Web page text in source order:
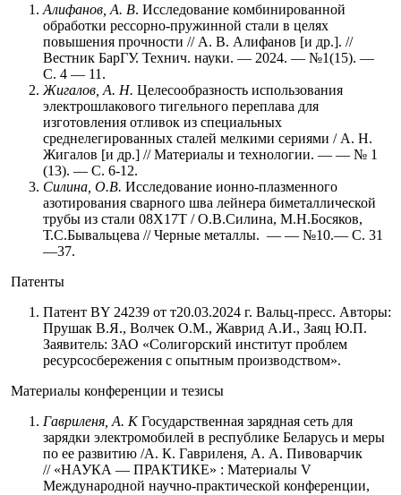
Алифанов, А. В. Исследование комбинированной
обработки рессорно-пружинной стали в целях
повышения прочности // А. В. Алифанов [и др.]. //
Вестник БарГУ. Технич. науки. — 2024. — №1(15). —
С. 4 — 11.
Жигалов, А. Н. Целесообразность использования
электрошлакового тигельного переплава для
изготовления отливок из специальных
среднелегированных сталей мелкими сериями / А. Н.
Жигалов [и др.] // Материалы и технологии. — — № 1
(13). — С. 6-12.
Силина, О.В. Исследование ионно-плазменного
азотирования сварного шва лейнера биметаллической
трубы из стали 08Х17Т / О.В.Силина, М.Н.Босяков,
Т.С.Бывальцева // Черные металлы. — — №10.— С. 31
—37.
Патенты
Патент BY 24239 от т20.03.2024 г. Вальц-пресс. Авторы:
Прушак В.Я., Волчек О.М., Жаврид А.И., Заяц Ю.П.
Заявитель: ЗАО «Солигорский институт проблем
ресурсосбережения с опытным производством».
Материалы конференции и тезисы
Гавриленя, А. КГосударственная зарядная сеть для
зарядки электромобилей в республике Беларусь и меры
по ее развитию /А. К. Гавриленя, А. А. Пивоварчик
// «НАУКА — ПРАКТИКЕ» : Материалы V
Международной научно-практической конференции,